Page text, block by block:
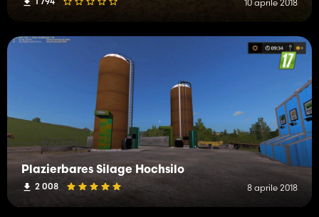
10 aprile 2018
Plazierbares Silage Hochsilo
2 008 8 aprile 2018